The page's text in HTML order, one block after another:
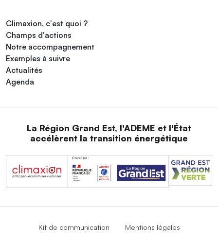
Climaxion, c'est quoi ?
Champs d'actions
Notre accompagnement
Exemples à suivre
Actualités
Agenda
La Région Grand Est, l'ADEME et l'État
accélèrent la transition énergétique
Kit de communication Mentions légales